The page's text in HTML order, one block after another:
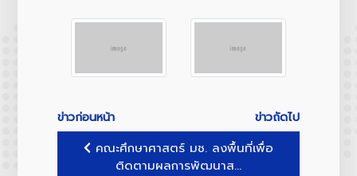
ข่าวก่อนหน้า
ข่าวถัดไป
คณะศึกษาศาสตร์ มช. ลงพื้นที่เพื่อ
ติดตามผลการพัฒนาส...